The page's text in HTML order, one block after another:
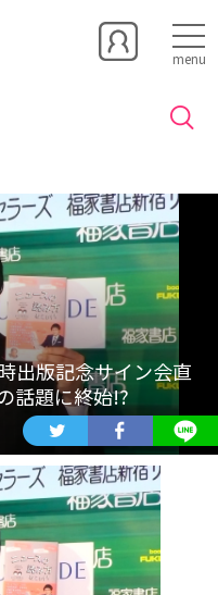
menu
出版記念サイン会直
話題に終始!?